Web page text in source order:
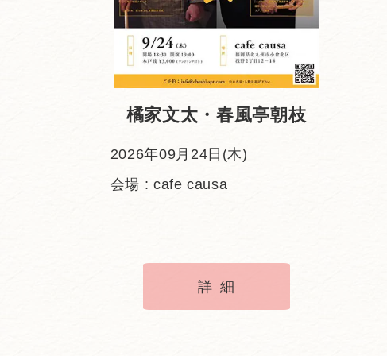
橘家文太・春風亭朝枝
2026年09月24日(木)
会場 : cafe causa
詳細